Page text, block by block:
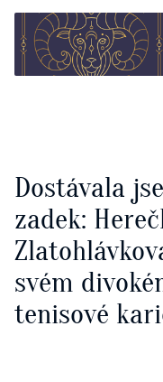
Dostávala
zadek:
svém
tenisové